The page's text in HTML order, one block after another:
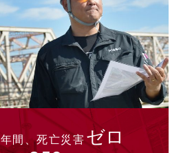
年間、死亡災害ゼロ